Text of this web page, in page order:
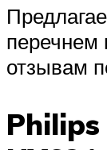
перечнем
отзывам
Philips